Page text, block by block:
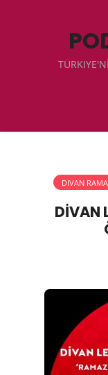
DIVAN
DİVAN